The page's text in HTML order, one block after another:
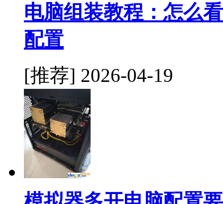
电脑组装教程：怎么
配置
[推荐] 2026-04-19